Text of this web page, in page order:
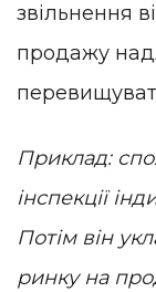
звільнення
продажу
Приклад:
інспекції
Потім він
ринку на